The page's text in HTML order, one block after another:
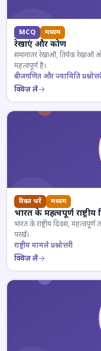
MCQ मध्यम
रेखाएं और कोण
समानांतर रेखाओं, तिर्यक रेखाओं
महत्वपूर्ण हैं।
बीजगणित और ज्यामिति
क्विज़ लें
रिक्त भरें मध्यम
भारत के महत्वपूर्ण
भारत के राष्ट्रीय दिवस,
परखें।
राष्ट्रीय मामले प्रश्नोत्तरी
क्विज़ लें